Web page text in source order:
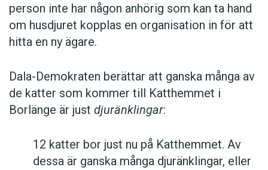
person inte har någon anhörig som kan ta hand
om husdjuret kopplas en organisation in för att
hitta en ny ägare.
Dala-Demokraten berättar att ganska många av
de katter som kommer till Katthemmet i
Borlänge är just djuränklingar:
12 katter bor just nu på Katthemmet. Av
dessa är ganska många djuränklingar, eller